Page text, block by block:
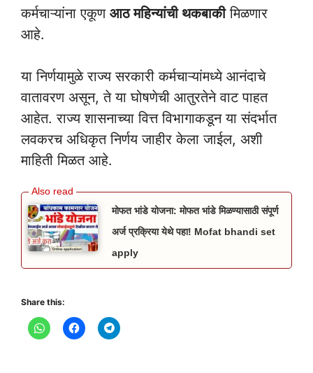
कर्मचाऱ्यांना एकूण आठ महिन्यांची थकबाकीमिळणार
आहे.
या निर्णयामुळे राज्य सरकारी कर्मचाऱ्यांमध्ये आनंदाचे
वातावरण असून, ते या घोषणेची आतुरतेने वाट पाहत
आहेत. राज्य शासनाच्या वित्त विभागाकडून या संदर्भात
लवकरच अधिकृत निर्णय जाहीर केला जाईल, अशी
माहिती मिळत आहे.
मोफत भांडे योजना: मोफत भांडे मिळण्यासाठी संपूर्ण
अर्ज प्रक्रिया येथे पहा! Mofat bhandi set
apply
Share this:
×
सर्व सरकारी योजना माहितीसाठी
व्हाट्सअप ग्रुप जॉईन करा 👇👇✅
जॉईन करा